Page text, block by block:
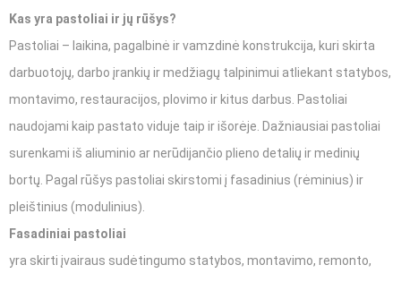
Kas yra pastoliai ir jų rūšys?
Pastoliai – laikina, pagalbinė ir vamzdinė konstrukcija, kuri skirta
darbuotojų, darbo įrankių ir medžiagų talpinimui atliekant statybos,
montavimo, restauracijos, plovimo ir kitus darbus. Pastoliai
naudojami kaip pastato viduje taip ir išorėje. Dažniausiai pastoliai
surenkami iš aliuminio ar nerūdijančio plieno detalių ir medinių
bortų. Pagal rūšys pastoliai skirstomi į fasadinius (rėminius) ir
pleištinius (modulinius).
Fasadiniai pastoliai
yra skirti įvairaus sudėtingumo statybos, montavimo, remonto,